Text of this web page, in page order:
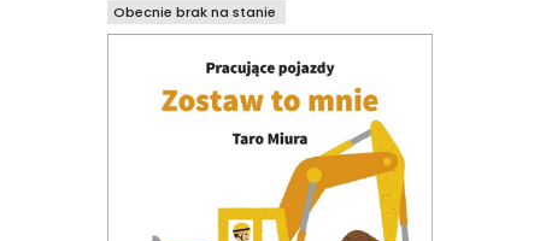
Obecnie brak na stanie
Obecnie brak na stanie